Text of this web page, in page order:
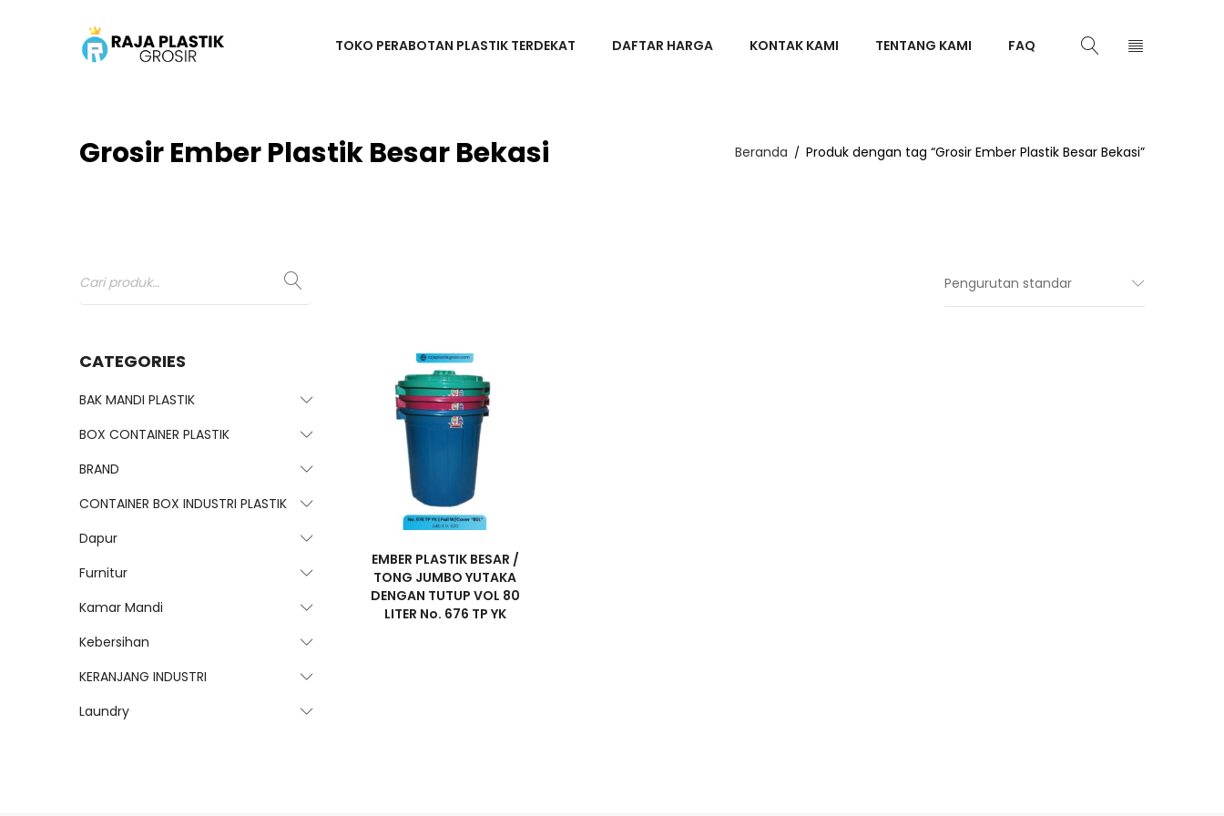
TOKO PERABOTAN PLASTIK TERDEKAT DAFTAR HARGA KONTAK KAMI TENTANG KAMI FAQ
Grosir Ember Plastik Besar Bekasi Beranda / Produk dengan tag “Grosir Ember Plastik Besar Bekasi”
CATEGORIES
BAK MANDI PLASTIK
BOX CONTAINER PLASTIK
BRAND
CONTAINER BOX INDUSTRI PLASTIK
Dapur
Furnitur
Kamar Mandi
Kebersihan
KERANJANG INDUSTRI
Laundry
Pengurutan standar
EMBER PLASTIK BESAR /
TONG JUMBO YUTAKA
DENGAN TUTUP VOL 80
LITER No. 676 TP YK